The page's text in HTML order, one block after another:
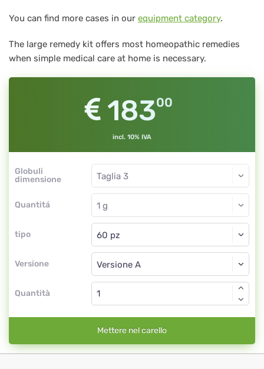
pc
You can find more cases in our equipment category.
The large remedy kit offers most homeopathic remedies
when simple medical care at home is necessary.
18300
incl. 10% IVA
Globuli
dimensione
Quantitá
tipo
Versione
Quantità
Mettere nel carello